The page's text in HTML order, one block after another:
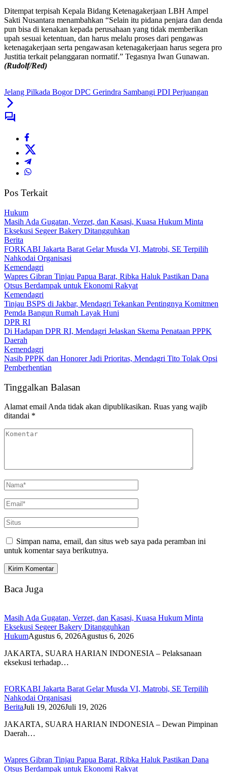
Ditempat terpisah Kepala Bidang Ketenagakerjaan LBH Ampel
Sakti Nusantara menambahkan “Selain itu pidana penjara dan denda
pun bisa di kenakan kepada perusahaan yang tidak memberikan
upah sesuai ketentuan, dan harus melalu proses dari pengawas
ketenagakerjaan serta pengawasan ketenagakerjaan harus segera pro
Justitia terkait pelanggaran normatif.” Tegasnya Iwan Gunawan.
(Rudolf/Red)
Jelang Pilkada Bogor DPC Gerindra Sambangi PDI Perjuangan
Pos Terkait
Hukum
Masih Ada Gugatan, Verzet, dan Kasasi, Kuasa Hukum Minta
Eksekusi Segeer Bakery Ditangguhkan
Berita
FORKABI Jakarta Barat Gelar Musda VI, Matrobi, SE Terpilih
Nahkodai Organisasi
Kemendagri
Wapres Gibran Tinjau Papua Barat, Ribka Haluk Pastikan Dana
Otsus Berdampak untuk Ekonomi Rakyat
Kemendagri
Tinjau BSPS di Jakbar, Mendagri Tekankan Pentingnya Komitmen
Pemda Bangun Rumah Layak Huni
DPR RI
Di Hadapan DPR RI, Mendagri Jelaskan Skema Penataan PPPK
Daerah
Kemendagri
Nasib PPPK dan Honorer Jadi Prioritas, Mendagri Tito Tolak Opsi
Pemberhentian
Tinggalkan Balasan
Alamat email Anda tidak akan dipublikasikan. Ruas yang wajib
ditandai *
Simpan nama, email, dan situs web saya pada peramban ini
untuk komentar saya berikutnya.
Baca Juga
Masih Ada Gugatan, Verzet, dan Kasasi, Kuasa Hukum Minta
Eksekusi Segeer Bakery Ditangguhkan
HukumAgustus 6, 2026Agustus 6, 2026
JAKARTA, SUARA HARIAN INDONESIA – Pelaksanaan
eksekusi terhadap…
FORKABI Jakarta Barat Gelar Musda VI, Matrobi, SE Terpilih
Nahkodai Organisasi
BeritaJuli 19, 2026Juli 19, 2026
JAKARTA, SUARA HARIAN INDONESIA – Dewan Pimpinan
Daerah…
Wapres Gibran Tinjau Papua Barat, Ribka Haluk Pastikan Dana
Otsus Berdampak untuk Ekonomi Rakyat